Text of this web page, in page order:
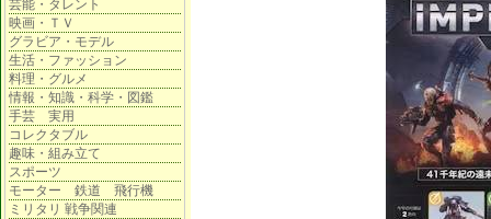
芸能・タレント
映画・ＴＶ
グラビア・モデル
生活・ファッション
料理・グルメ
情報・知識・科学・図鑑
手芸 実用
コレクタブル
趣味・組み立て
スポーツ
モーター 鉄道 飛行機
ミリタリ 戦争関連